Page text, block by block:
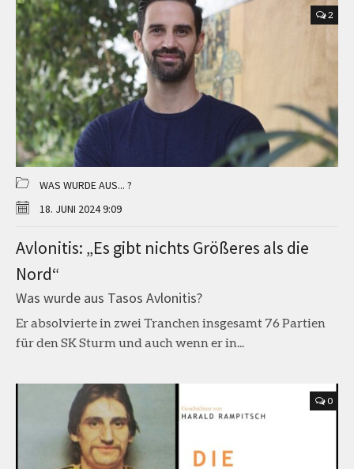
2
WAS WURDE AUS... ?
18. JUNI 2024 9:09
Avlonitis: „Es gibt nichts Größeres als die
Nord“
Was wurde aus Tasos Avlonitis?
Er absolvierte in zwei Tranchen insgesamt 76 Partien
für den SK Sturm und auch wenn er in...
0